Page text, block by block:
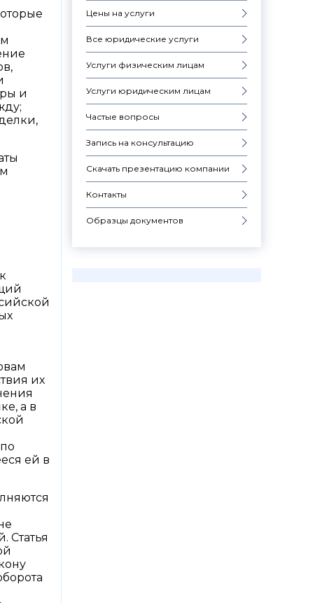
Цены на услуги
Все юридические услуги
Услуги физическим лицам
Услуги юридическим лицам
Частые вопросы
Запись на консультацию
Скачать презентацию компании
Контакты
Образцы документов
и
их
а в
ей в
Статья